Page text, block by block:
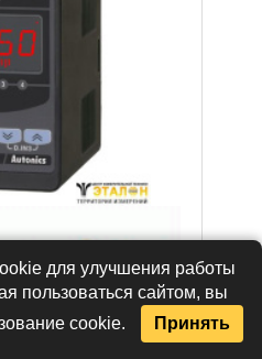
для улучшения работы
пользоваться сайтом, вы
cookie.
Принять